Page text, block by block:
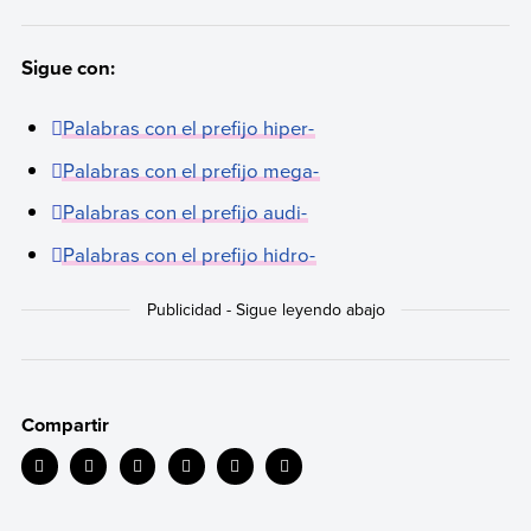
Sigue con:
Palabras con el prefijo hiper-
Palabras con el prefijo mega-
Palabras con el prefijo audi-
Palabras con el prefijo hidro-
Compartir